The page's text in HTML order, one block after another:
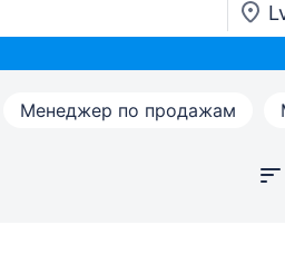
Менеджер по продажам